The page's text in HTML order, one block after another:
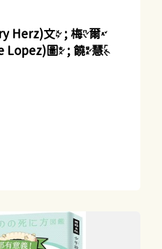
Herz)文 ; 梅爾
Lopez)圖 ; 饒慧